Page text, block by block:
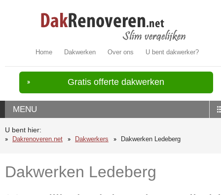
Home Dakwerken Over ons U bent dakwerker?
Gratis offerte dakwerken
MENU
U bent hier:
Dakrenoveren.net
Dakwerkers Dakwerken Ledeberg
Dakwerken Ledeberg